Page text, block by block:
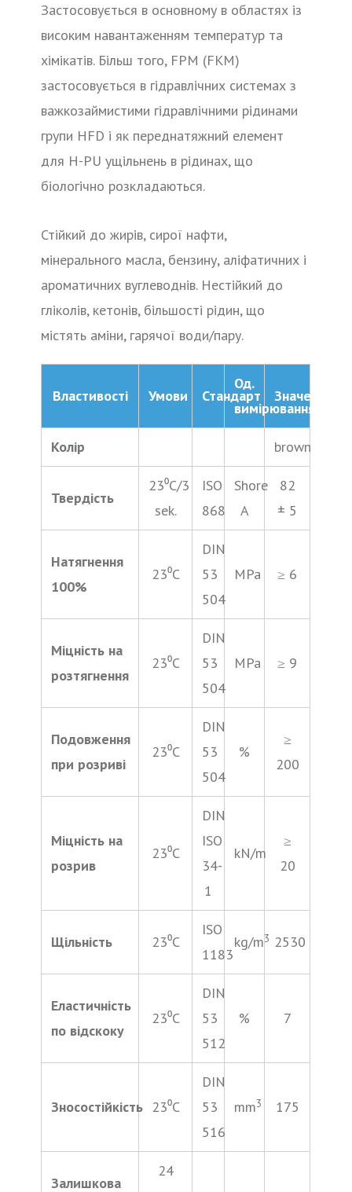
Застосовується в основному в областях із
високим навантаженням температур та
хімікатів. Більш того, FPM (FKM)
застосовується в гідравлічних системах з
важкозаймистими гідравлічними рідинами
групи HFD і як переднатяжний елемент
для H-PU ущільнень в рідинах, що
біологічно розкладаються.
Стійкий до жирів, сирої нафти,
мінерального масла, бензину, аліфатичних і
ароматичних вуглеводнів. Нестійкий до
гліколів, кетонів, більшості рідин, що
містять аміни, гарячої води/пару.
Властивості Умови Стандарт
Од.
вимірювання
Значення
Колір brown
Твердість
23⁰С/3
sek.
ISO
868
Shore
A
82
± 5
Натягнення
100%
23⁰С
DIN
53
504
MPa ≥ 6
Міцність на
розтягнення
23⁰С
DIN
53
504
MPa ≥ 9
Подовження
при розриві
23⁰С
DIN
53
504
%
≥
200
Міцність на
розрив
23⁰С
DIN
ISO
34-
1
kN/m
≥
20
Щільність 23⁰С
ISO
1183
kg/m3 2530
Еластичність
по відскоку
23⁰С
DIN
53
512
% 7
Зносостійкість 23⁰С
DIN
53
516
mm3 175
Залишкова
24